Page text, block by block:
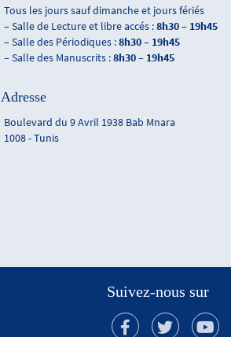
Tous les jours sauf dimanche et jours fériés
– Salle de Lecture et libre accés :8h30 – 19h45
– Salle des Périodiques :8h30 – 19h45
– Salle des Manuscrits :8h30 – 19h45
Adresse
Boulevard du 9 Avril 1938 Bab Mnara
1008 - Tunis
Suivez-nous sur